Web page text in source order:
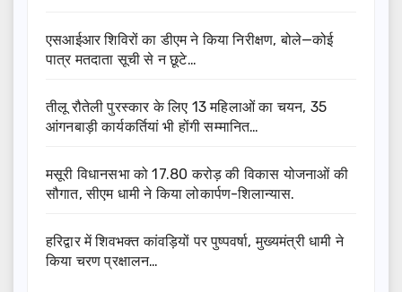
एसआईआर शिविरों का डीएम ने किया निरीक्षण, बोले—कोई
पात्र मतदाता सूची से न छूटे…
तीलू रौतेली पुरस्कार के लिए 13 महिलाओं का चयन, 35
आंगनबाड़ी कार्यकर्तियां भी होंगी सम्मानित…
मसूरी विधानसभा को 17.80 करोड़ की विकास योजनाओं की
सौगात, सीएम धामी ने किया लोकार्पण-शिलान्यास.
हरिद्वार में शिवभक्त कांवड़ियों पर पुष्पवर्षा, मुख्यमंत्री धामी ने
किया चरण प्रक्षालन…